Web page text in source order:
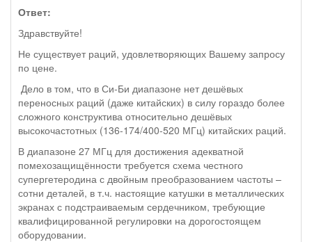
Ответ:
Здравствуйте!
Не существует раций, удовлетворяющих Вашему запросу
по цене.
Дело в том, что в Си-Би диапазоне нет дешёвых
переносных раций (даже китайских) в силу гораздо более
сложного конструктива относительно дешёвых
высокочастотных (136-174/400-520 МГц) китайских раций.
В диапазоне 27 МГц для достижения адекватной
помехозащищённости требуется схема честного
супергетеродина с двойным преобразованием частоты –
сотни деталей, в т.ч. настоящие катушки в металлических
экранах с подстраиваемым сердечником, требующие
квалифицированной регулировки на дорогостоящем
оборудовании.